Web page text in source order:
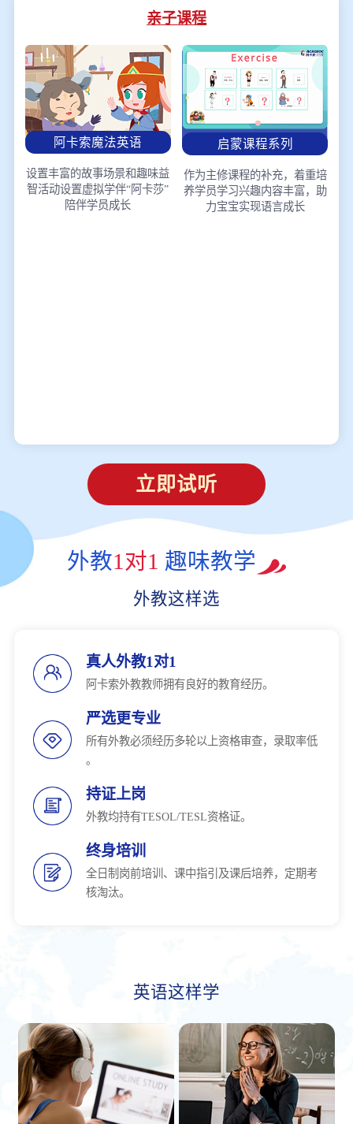
亲子课程
阿卡索魔法英语
设置丰富的故事场景和趣味益
智活动设置虚拟学伴“阿卡莎”
陪伴学员成长
启蒙课程系列
作为主修课程的补充，着重培
养学员学习兴趣内容丰富，助
力宝宝实现语言成长
立即试听
外教1对1 趣味教学
外教这样选
真人外教1对1
阿卡索外教教师拥有良好的教育经历。
严选更专业
所有外教必须经历多轮以上资格审查，录取率低
。
持证上岗
外教均持有TESOL/TESL资格证。
终身培训
全日制岗前培训、课中指引及课后培养，定期考
核淘汰。
英语这样学